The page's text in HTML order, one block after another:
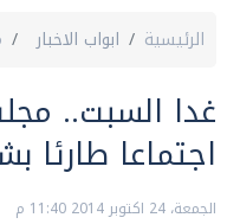
الرئيسية ابواب الاخبار
غدا السبت..
اجتماعا طارئا
الجمعة، 24 اكتوبر 2014 11:40 م